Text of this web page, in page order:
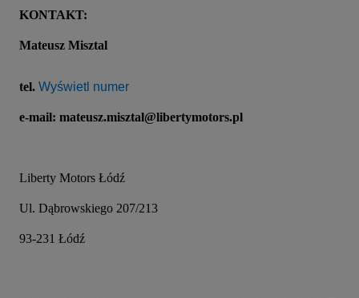
KONTAKT:
Mateusz Misztal
tel. Wyświetl numer
e-mail: mateusz.misztal@libertymotors.pl
Liberty Motors Łódź
Ul. Dąbrowskiego 207/213
93-231 Łódź